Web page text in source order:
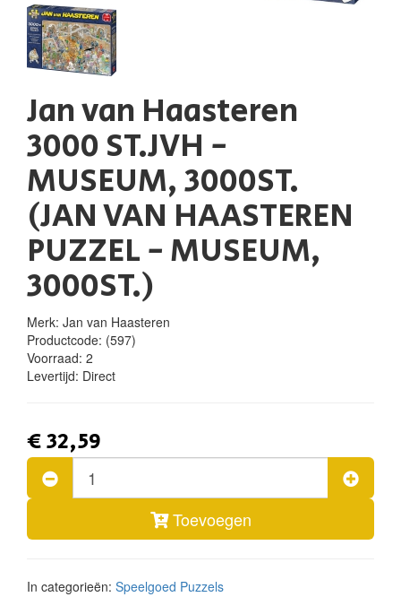
Jan van Haasteren
3000 ST.JVH -
MUSEUM, 3000ST.
(JAN VAN HAASTEREN
PUZZEL - MUSEUM,
3000ST.)
Merk: Jan van Haasteren
Productcode: (597)
Voorraad: 2
Levertijd: Direct
€ 32,59
Toevoegen
In categorieën: Speelgoed Puzzels